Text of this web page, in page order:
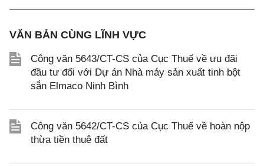
VĂN BẢN CÙNG LĨNH VỰC
Công văn 5643/CT-CS của Cục Thuế về ưu đãi
đầu tư đối với Dự án Nhà máy sản xuất tinh bột
sắn Elmaco Ninh Bình
Công văn 5642/CT-CS của Cục Thuế về hoàn nộp
thừa tiền thuê đất